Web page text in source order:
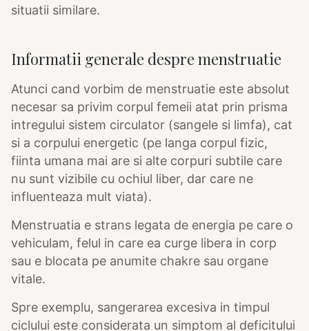
situatii similare.
Informatii generale despre menstruatie
Atunci cand vorbim de menstruatie este absolut
necesar sa privim corpul femeii atat prin prisma
intregului sistem circulator (sangele si limfa), cat
si a corpului energetic (pe langa corpul fizic,
fiinta umana mai are si alte corpuri subtile care
nu sunt vizibile cu ochiul liber, dar care ne
influenteaza mult viata).
Menstruatia e strans legata de energia pe care o
vehiculam, felul in care ea curge libera in corp
sau e blocata pe anumite chakre sau organe
vitale.
Spre exemplu, sangerarea excesiva in timpul
ciclului este considerata un simptom al deficitului